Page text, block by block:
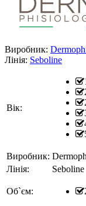
Виробник:
Лінія: Seboline
Вік:
Виробник:
Лінія:
Seboline
Об`єм: